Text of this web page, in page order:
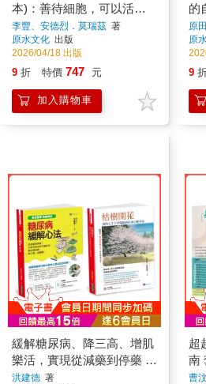
本)：善待細胞，可以活得
更好+癌症不是病：它是身
體的療癒機制
李豐、安德烈．莫瑞茲 著
原水文化 出版
2026/04/18 出版
9 折 特價 747 元
加入購物車
的
本
律
練
復
原
原
9
緩解糖尿病、降三高、增肌
樂活，實現從減藥到停藥 遠
離憂鬱 建構無病的身心靈
洪建德 著
超
南
障
曹